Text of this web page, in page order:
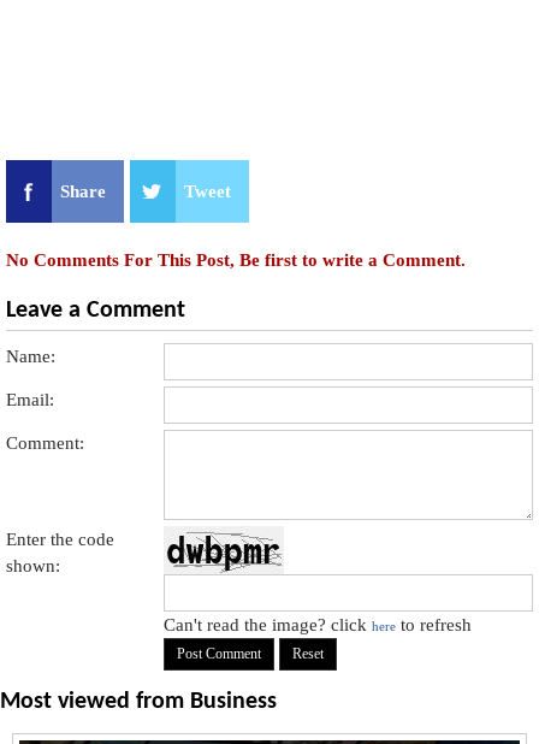
Share Tweet
No Comments For This Post, Be first to write a Comment.
Leave a Comment
Name:
Email:
Comment:
Enter the code
shown:
Can't read the image? clickhere to refresh
Most viewed from Business